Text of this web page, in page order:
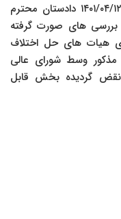
با عنایت به نامه شماره د/۱۳۰/۶۳۴مورخ ۱۴۰۱/۰۴/۱۲ دادستان محترم
بررسی های صورت گرفته
هیات های حل اختلاف
ماده (۲۵۱) قانون مذکور وسط شورای عالی
نقض گردیده بخش قابل